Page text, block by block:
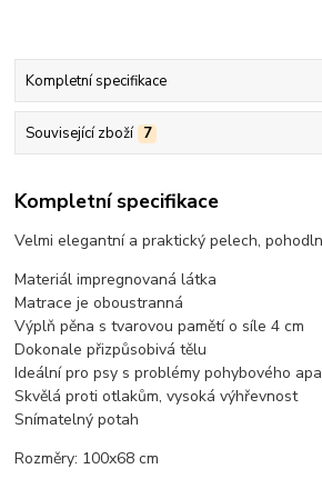
Kompletní specifikace
Související zboží 7
Kompletní specifikace
Velmi elegantní a praktický pelech,
Materiál impregnovaná látka
Matrace je oboustranná
Výplň pěna s tvarovou pamětí o síle 4 cm
Dokonale přizpůsobivá tělu
Ideální pro psy s problémy pohybového
Skvělá proti otlakům, vysoká výhřevnost
Snímatelný potah
Rozměry: 100x68 cm